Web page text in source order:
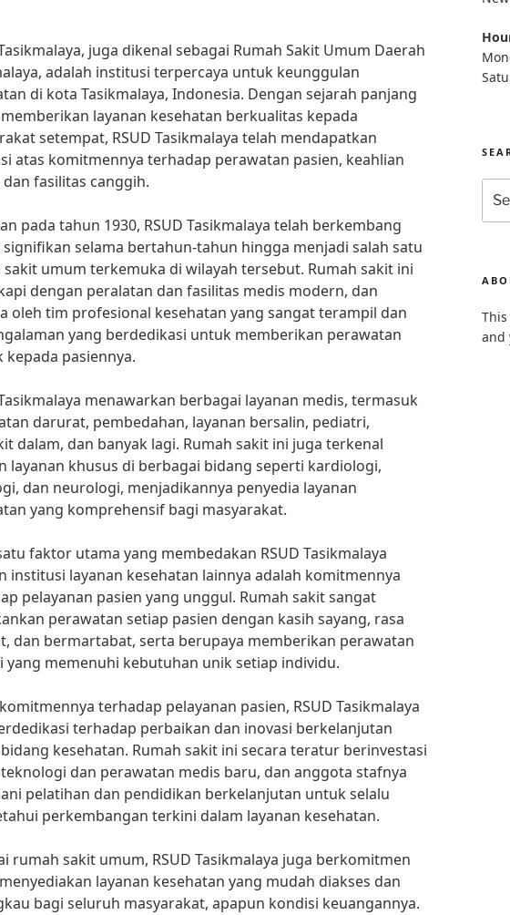
juga dikenal sebagai Rumah Sakit Umum Daerah
adalah institusi terpercaya untuk keunggulan
di kota Tasikmalaya, Indonesia. Dengan sejarah panjang
layanan kesehatan berkualitas kepada
setempat, RSUD Tasikmalaya telah mendapatkan
atas komitmennya terhadap perawatan pasien, keahlian
dan fasilitas canggih.
pada tahun 1930, RSUD Tasikmalaya telah berkembang
signifikan selama bertahun-tahun hingga menjadi salah satu
umum terkemuka di wilayah tersebut. Rumah sakit ini
dengan peralatan dan fasilitas medis modern, dan
oleh tim profesional kesehatan yang sangat terampil dan
yang berdedikasi untuk memberikan perawatan
kepada pasiennya.
menawarkan berbagai layanan medis, termasuk
darurat, pembedahan, layanan bersalin, pediatri,
dalam, dan banyak lagi. Rumah sakit ini juga terkenal
layanan khusus di berbagai bidang seperti kardiologi,
dan neurologi, menjadikannya penyedia layanan
yang komprehensif bagi masyarakat.
faktor utama yang membedakan RSUD Tasikmalaya
institusi layanan kesehatan lainnya adalah komitmennya
pelayanan pasien yang unggul. Rumah sakit sangat
perawatan setiap pasien dengan kasih sayang, rasa
dan bermartabat, serta berupaya memberikan perawatan
yang memenuhi kebutuhan unik setiap individu.
terhadap pelayanan pasien, RSUD Tasikmalaya
terhadap perbaikan dan inovasi berkelanjutan
kesehatan. Rumah sakit ini secara teratur berinvestasi
dan perawatan medis baru, dan anggota stafnya
pelatihan dan pendidikan berkelanjutan untuk selalu
perkembangan terkini dalam layanan kesehatan.
rumah sakit umum, RSUD Tasikmalaya juga berkomitmen
layanan kesehatan yang mudah diakses dan
bagi seluruh masyarakat, apapun kondisi keuangannya.
for:
and